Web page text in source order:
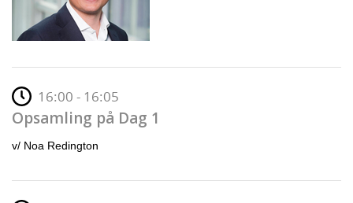
16:00 - 16:05
Opsamling på Dag 1
v/ Noa Redington